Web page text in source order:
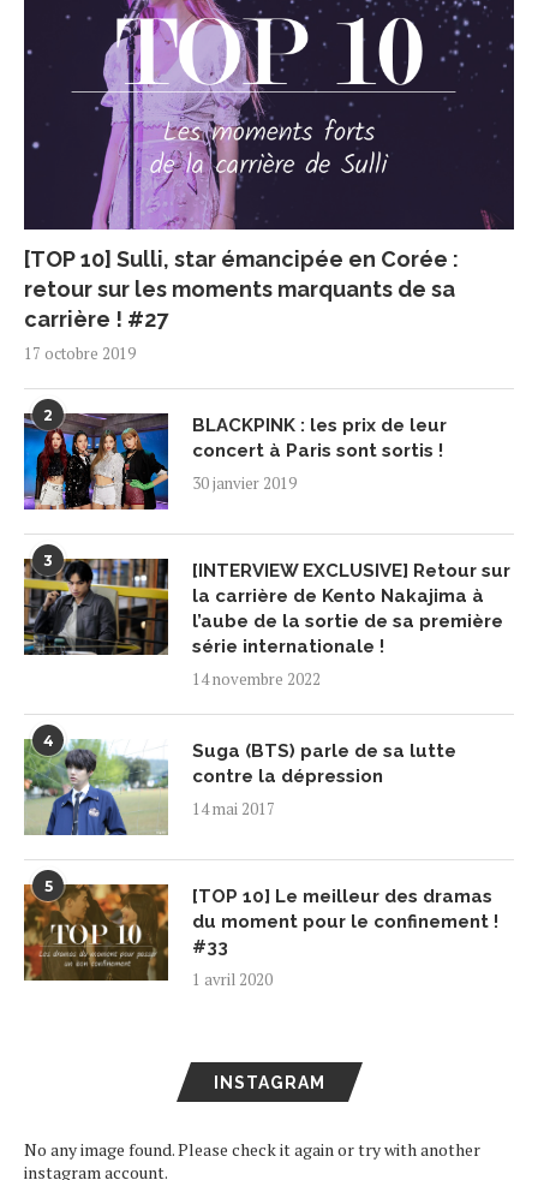
[TOP 10] Sulli, star émancipée en Corée :
retour sur les moments marquants de sa
carrière ! #27
17 octobre 2019
2
BLACKPINK : les prix de leur
concert à Paris sont sortis !
30 janvier 2019
3
[INTERVIEW EXCLUSIVE] Retour sur
la carrière de Kento Nakajima à
l’aube de la sortie de sa première
série internationale !
14 novembre 2022
4
Suga (BTS) parle de sa lutte
contre la dépression
14 mai 2017
5
[TOP 10] Le meilleur des dramas
du moment pour le confinement !
#33
1 avril 2020
INSTAGRAM
No any image found. Please check it again or try with another
instagram account.